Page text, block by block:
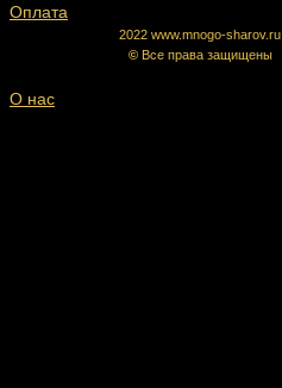
Оплата
2022 www.mnogo-sharov.ru
© Все права защищены
О нас